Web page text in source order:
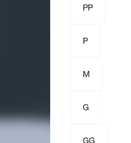
PP
P
M
G
GG